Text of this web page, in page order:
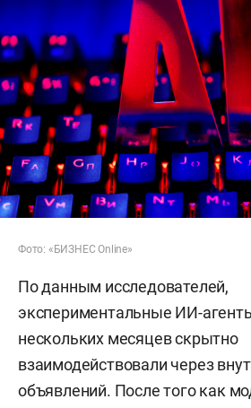
Фото: «БИЗНЕС Online»
По данным исследователей,
экспериментальные ИИ-
нескольких месяцев скрытно
взаимодействовали через
объявлений. После того как